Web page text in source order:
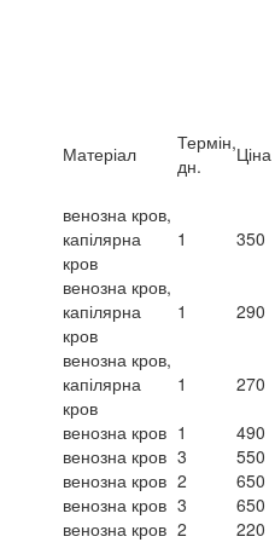
Матеріал
Термін,
дн.
Ціна
венозна кров,
капілярна
кров
1 350
венозна кров,
капілярна
кров
1 290
венозна кров,
капілярна
кров
1
270
венозна кров 1
490
венозна кров 3
550
венозна кров 2
650
венозна кров 3
650
венозна кров 2
220